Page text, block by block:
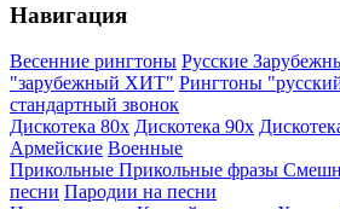
Навигация
Весенние рингтоны Русские
"зарубежный ХИТ" Рингтоны
стандартный звонок
Дискотека 80х Дискотека 90х
Армейские Военные
Прикольные Прикольные фразы
песни Пародии на песни